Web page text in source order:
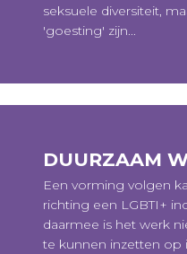
seksuele diversiteit,
'goesting' zijn...
DUURZAAM
Een vorming volgen
richting een LGBTI+
daarmee is het werk
te kunnen inzetten op